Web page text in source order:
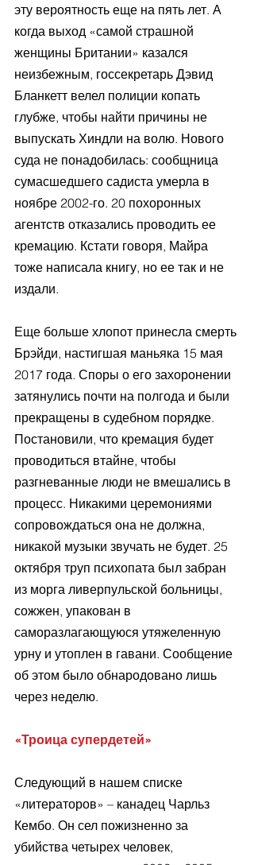
эту вероятность еще на пять лет. А
когда выход «самой страшной
женщины Британии» казался
неизбежным, госсекретарь Дэвид
Бланкетт велел полиции копать
глубже, чтобы найти причины не
выпускать Хиндли на волю. Нового
суда не понадобилась: сообщница
сумасшедшего садиста умерла в
ноябре 2002-го. 20 похоронных
агентств отказались проводить ее
кремацию. Кстати говоря, Майра
тоже написала книгу, но ее так и не
издали.
Еще больше хлопот принесла смерть
Брэйди, настигшая маньяка 15 мая
2017 года. Споры о его захоронении
затянулись почти на полгода и были
прекращены в судебном порядке.
Постановили, что кремация будет
проводиться втайне, чтобы
разгневанные люди не вмешались в
процесс. Никакими церемониями
сопровождаться она не должна,
никакой музыки звучать не будет. 25
октября труп психопата был забран
из морга ливерпульской больницы,
сожжен, упакован в
саморазлагающуюся утяжеленную
урну и утоплен в гавани. Сообщение
об этом было обнародовано лишь
через неделю.
«Троица супердетей»
Следующий в нашем списке
«литераторов» – канадец Чарльз
Кембо. Он сел пожизненно за
убийства четырех человек,